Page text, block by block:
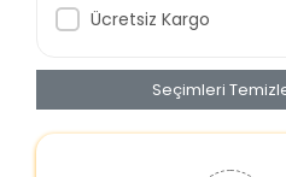
Ücretsiz Kargo
Seçimleri